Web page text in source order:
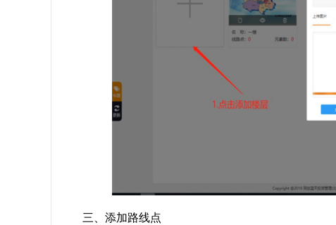
三、添加路线点